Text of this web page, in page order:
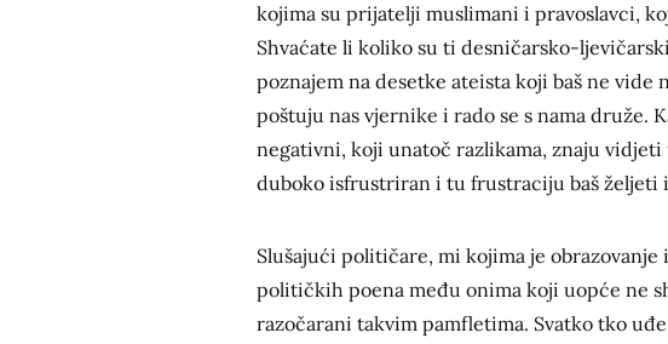
kojima su prijatelji muslimani i pravoslavci,
Shvaćate li koliko su ti desničarsko-
poznajem na desetke ateista koji baš ne
poštuju nas vjernike i rado se s nama druže.
negativni, koji unatoč razlikama, znaju
duboko isfrustriran i tu frustraciju baš željeti
Slušajući političare, mi kojima je
političkih poena među onima koji uopće ne
razočarani takvim pamfletima. Svatko tko